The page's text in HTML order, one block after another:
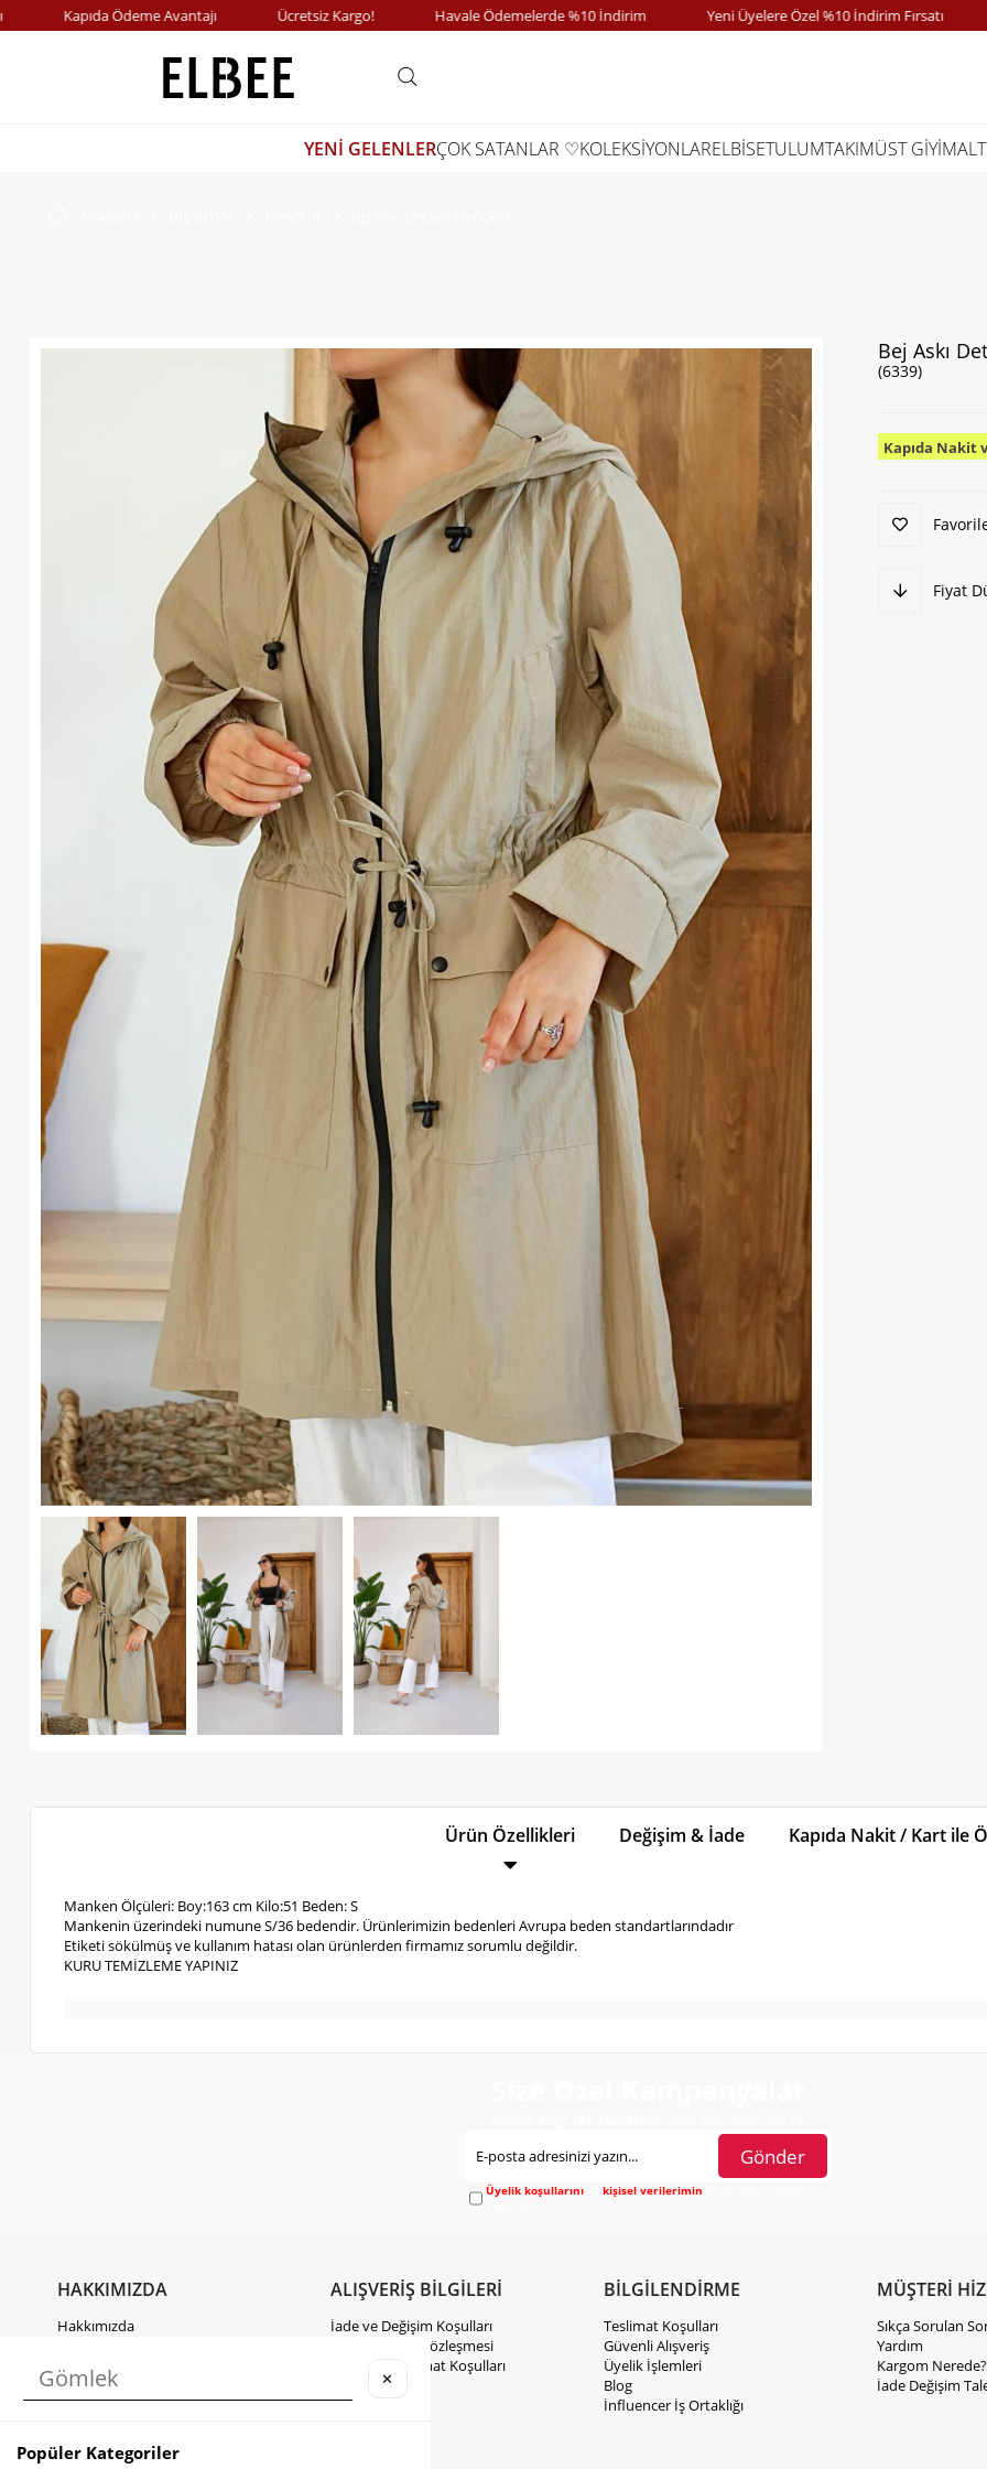
Kapıda Ödeme Avantajı Ücretsiz Kargo! Havale Ödemelerde %10 İndirim Yeni Üyelere Özel %10 İndirim Fırsatı
YENİ GELENLERÇOK SATANLAR ♡KOLEKSİYONLARELBİSETULUMTAKIMÜST GİYİM
Bej Askı
(6339)
Kapıda Nakit
Fiyat
Ürün Özellikleri Değişim & İade Kapıda Nakit / Kart ile
Manken Ölçüleri: Boy:163 cm Kilo:51 Beden: S
Mankenin üzerindeki numune S/36 bedendir. Ürünlerimizin bedenleri Avrupa beden standartlarındadır
Etiketi sökülmüş ve kullanım hatası olan ürünlerden firmamız sorumlu değildir.
KURU TEMİZLEME YAPINIZ
Gönder
Üyelik koşullarını vekişisel verilerimin
HAKKIMIZDA
Hakkımızda
KVKK Hakkında Bilgilendirme
İletişim
Instagram
ALIŞVERİŞ BİLGİLERİ
İade ve Değişim Koşulları
Mesafeli Satış Sözleşmesi
Kargo ve Teslimat Koşulları
BİLGİLENDİRME
Teslimat Koşulları
Güvenli Alışveriş
Üyelik İşlemleri
Blog
İnfluencer İş Ortaklığı
MÜŞTERİ
Sıkça Sorulan
Yardım
Kargom Nerede?
İade Değişim
✕
Popüler Kategoriler